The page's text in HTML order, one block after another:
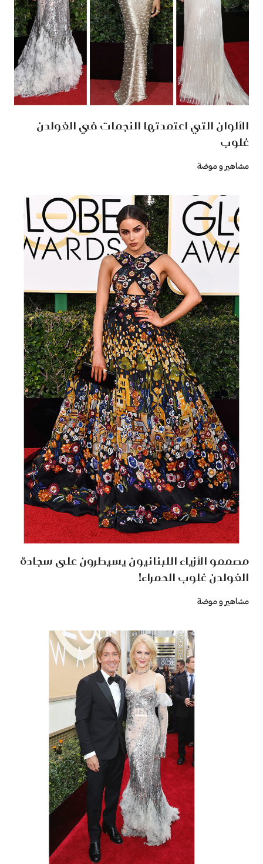
الألوان التي اعتمدتها النجمات في الغولدن
غلوب
مشاهير و موضة
مصممو الأزياء اللبنانيون يسيطرون على سجادة
الغولدن غلوب الحمراء!
مشاهير و موضة